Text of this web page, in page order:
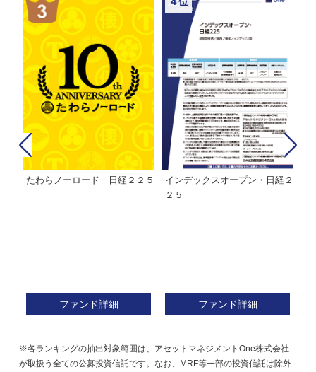
たわらノーロード 日経２２５
ファンド詳細
インデックスオープン・日経２
２５
ファンド詳細
※各ランキングの抽出対象範囲は、アセットマネジメントOne株式会社
が取扱う全ての公募投資信託です。なお、MRF等一部の投資信託は除外